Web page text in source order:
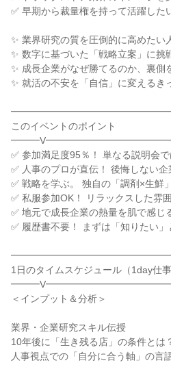
✅ 早期から裁量権を持って活躍した
✨ 業界研究の質を圧倒的に高めたい
✨ 数字に基づいた「戦略立案」に挑
✨ 成長企業がなぜ勝てるのか、裏側
✨ 就活の不安を「自信」に変えるき
このイベントのポイント
✅ 参加満足度95％！ 単なる説明会で
✅ 人事のプロが直伝！ 後悔しない
✅ 戦略を学ぶ。 独自の「調剤×生鮮
✅ 私服参加OK！ リラックスした雰
✅ 地元で成長企業の熱量を肌で感じ
✅ 履歴書不要！ まずは「知りたい
1日のタイムスケジュール（1day仕事
＜インプット＆分析＞
業界・企業研究スキル伝授
10年後に「生き残る店」の条件とは
人事視点での「自分に合う軸」の言